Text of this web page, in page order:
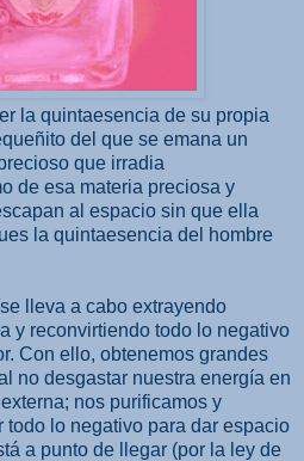
la quintaesencia de su propia
del que se emana un
que irradia
de esa materia preciosa y
al espacio sin que ella
la quintaesencia del hombre
lleva a cabo extrayendo
y reconvirtiendo todo lo negativo
Con ello, obtenemos grandes
no desgastar nuestra energía en
nos purificamos y
lo negativo para dar espacio
a punto de llegar (por la ley de